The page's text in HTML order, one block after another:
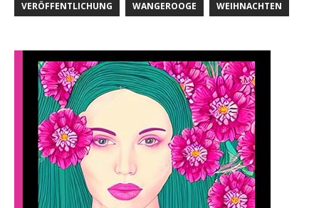
VERÖFFENTLICHUNG WANGEROOGE WEIHNACHTEN